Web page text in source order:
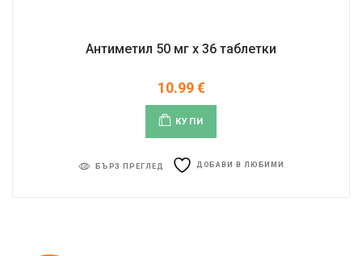
Антиметил 50 мг x 36 таблетки
10.99€
КУПИ
БЪРЗ ПРЕГЛЕД ДОБАВИ В ЛЮБИМИ